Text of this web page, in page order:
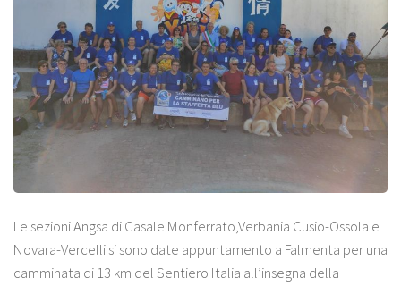
Le sezioni Angsa di Casale Monferrato,Verbania Cusio-Ossola e
Novara-Vercelli si sono date appuntamento a Falmenta per una
camminata di 13 km del Sentiero Italia all’insegna della